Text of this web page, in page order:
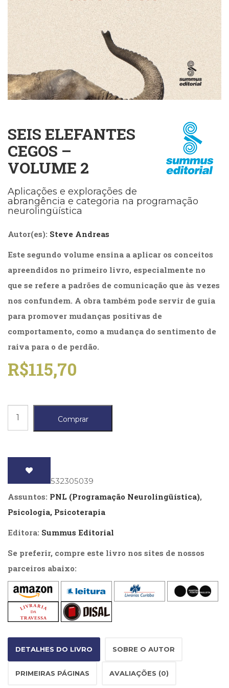
Cinema
(23)
Comportamento
(418)
Comunicação
(232)
Corpo
e
Movimento
Interior
(222)
Criatividade
(14)
Alimentação
(14)
Economia,
(31)
(278)
Educação
Especial
Fisioterapia
(47)
(54)
Gestalt-
(93)
LGBTQIA+
Ficção,
Ensaios
(69)
de
referência
PNL
Neurolingüística)
(41)
Psicodrama
(200)
Psicologia,
Publicidade,
Propaganda
e
SEIS ELEFANTES
CEGOS –
VOLUME 2
Aplicações e explorações de
abrangência e categoria na programação
neurolingüística
Autor(es): Steve Andreas
Este segundo volume ensina a aplicar os conceitos
apreendidos no primeiro livro, especialmente no
que se refere a padrões de comunicação que às vezes
nos confundem. A obra também pode servir de guia
para promover mudanças positivas de
comportamento, como a mudança do sentimento de
raiva para o de perdão.
R$115,70
-
volume
Comprar
: 9788532305039
Assuntos: PNL (Programação Neurolingüística),
Psicologia, Psicoterapia
Editora: Summus Editorial
Se preferir, compre este livro nos sites de nossos
parceiros abaixo:
DETALHES DO LIVRO SOBRE O AUTOR
PRIMEIRAS PÁGINAS AVALIAÇÕES (0)